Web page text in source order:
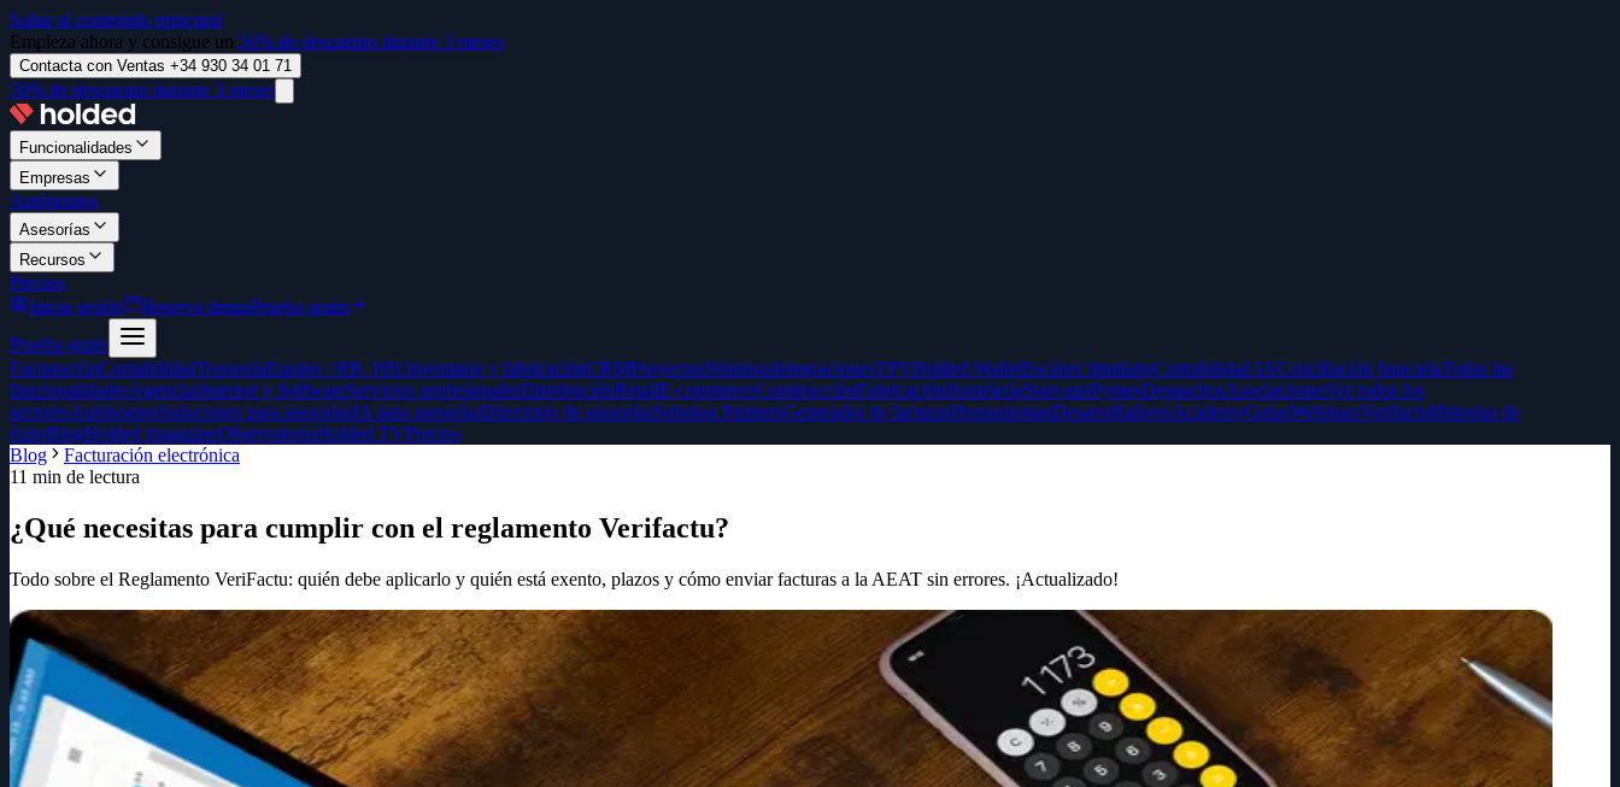
Saltar al contenido principal
Empieza ahora y consigue un 50% de descuento durante 3 meses
Contacta con Ventas +34 930 34 01 71
50% de descuento durante 3 meses
Funcionalidades
Empresas
Autónomos
Asesorías
Recursos
Precios
Inicia sesión
Reserva demoPrueba gratis
Prueba gratis
FacturaciónContabilidadTesoreríaEquipo / RR. HH.Inventario y fabricaciónCRMProyectosNóminasIntegracionesTPVHolded WalletEscáner ilimitadoContabilidad IAConciliación bancariaTodas las
funcionalidadesAgenciasInternet y SoftwareServicios profesionalesDistribuciónRetailE-commerceConstrucciónFabricaciónHosteleríaStart-upsPymesDespachosAsociacionesVer todos los
sectoresAutónomosSoluciones para asesoríasIA para asesoríasDirectorio de asesoríasSolution PartnersGenerador de facturasHerramientasDesarrolladoresAcademyGuíasWebinarsVerifactuHistorias de
éxitoBlogHolded magazineObservatorioHolded TVPrecios
Blog
Facturación electrónica
11 min de lectura
¿Qué necesitas para cumplir con el reglamento Verifactu?
Todo sobre el Reglamento VeriFactu: quién debe aplicarlo y quién está exento, plazos y cómo enviar facturas a la AEAT sin errores. ¡Actualizado!